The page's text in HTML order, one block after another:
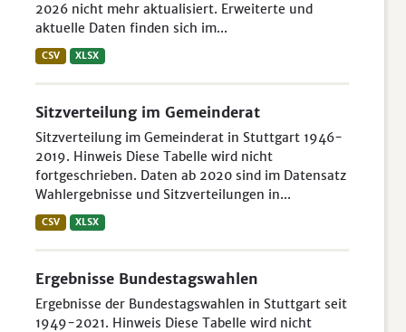
2026 nicht mehr aktualisiert. Erweiterte und
aktuelle Daten finden sich im...
CSV XLSX
Sitzverteilung im Gemeinderat
Sitzverteilung im Gemeinderat in Stuttgart 1946-
2019. Hinweis Diese Tabelle wird nicht
fortgeschrieben. Daten ab 2020 sind im Datensatz
Wahlergebnisse und Sitzverteilungen in...
CSV XLSX
Ergebnisse Bundestagswahlen
Ergebnisse der Bundestagswahlen in Stuttgart seit
1949-2021. Hinweis Diese Tabelle wird nicht